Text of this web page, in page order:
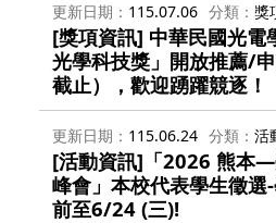
更新日期 115.07.06 分類 獎
[獎項資訊] 中華民國光電
光學科技獎」開放推薦/
截止），歡迎踴躍競逐！
更新日期 115.06.24 分類 活
[活動資訊]「2026 熊本
峰會」本校代表學生徵選
前至6/24 (三)!